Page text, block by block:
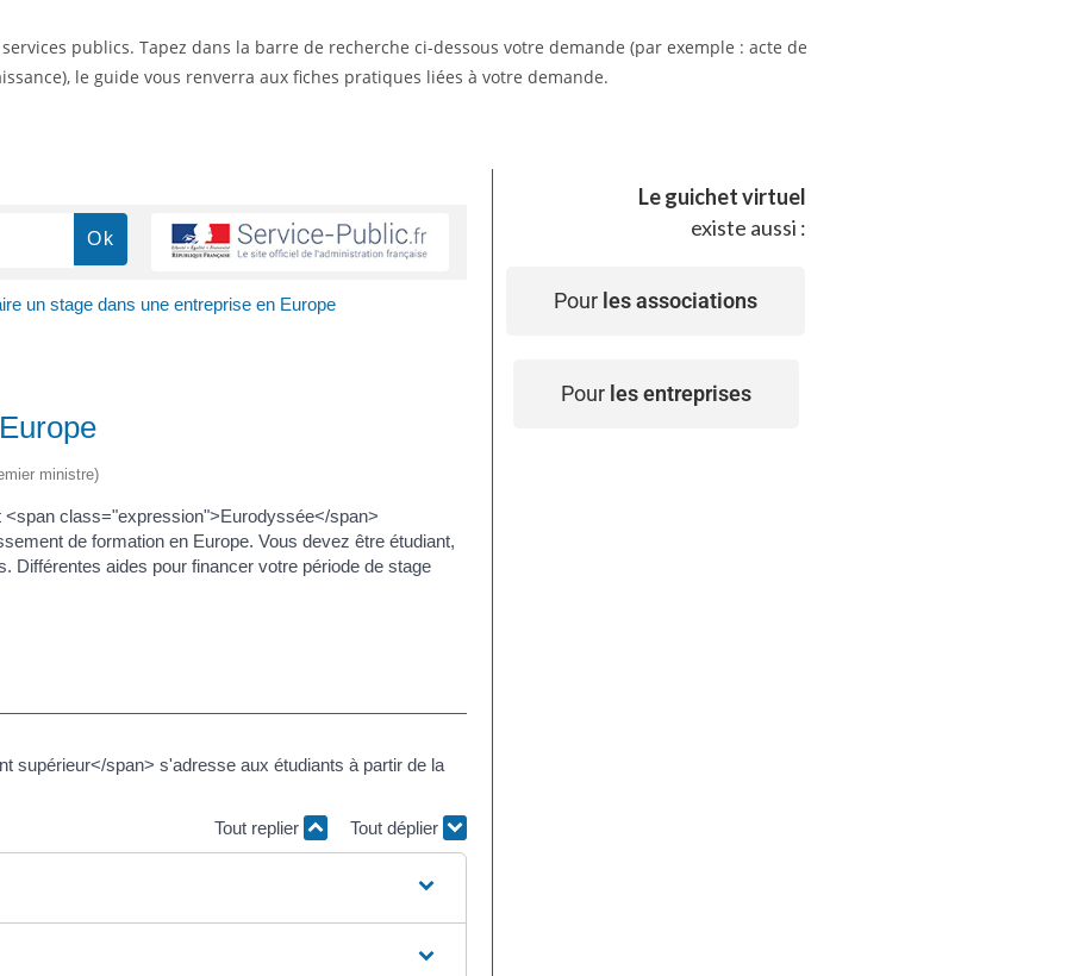
publics. Tapez dans la barre de recherche ci-dessous votre demande (par exemple : acte de
le guide vous renverra aux fiches pratiques liées à votre demande.
un stage dans une entreprise en Europe
ministre)
class="expression">Eurodyssée</span>
de formation en Europe. Vous devez être étudiant,
Différentes aides pour financer votre période de stage
supérieur</span> s'adresse aux étudiants à partir de la
Tout replier Tout déplier
Le guichet virtuel
existe aussi :
Pour les associations
Pour les entreprises